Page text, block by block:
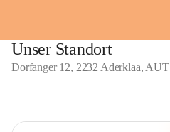
Unser Standort
Dorfanger 12, 2232 Aderklaa, AUT